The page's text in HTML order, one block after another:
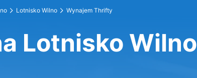
Lotnisko Wilno Wynajem Thrifty
Lotnisko Wilno